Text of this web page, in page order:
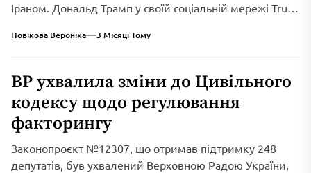
Іраном. Дональд Трамп у своїй соціальній мережі Truth
Новікова Вероніка 3 Місяці Тому
ВР ухвалила зміни до Цивільного
кодексу щодо регулювання
факторингу
Законопроєкт №12307, що отримав підтримку 248
депутатів, був ухвалений Верховною Радою України,